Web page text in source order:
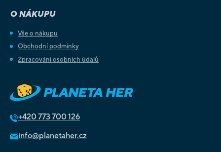
O NÁKUPU
Vše o nákupu
Obchodní podmínky
Zpracování osobních údajů
+420 773 700 126
info@planetaher.cz